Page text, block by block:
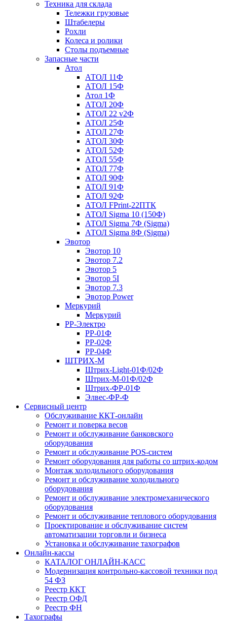
Техника для склада
Тележки грузовые
Штабелеры
Рохли
Колеса и ролики
Столы подъемные
Запасные части
Атол
АТОЛ 11Ф
АТОЛ 15Ф
Атол 1Ф
АТОЛ 20Ф
АТОЛ 22 v2Ф
АТОЛ 25Ф
АТОЛ 27Ф
АТОЛ 30Ф
АТОЛ 52Ф
АТОЛ 55Ф
АТОЛ 77Ф
АТОЛ 90Ф
АТОЛ 91Ф
АТОЛ 92Ф
АТОЛ FPrint-22ПТК
АТОЛ Sigma 10 (150Ф)
АТОЛ Sigma 7Ф (Sigma)
АТОЛ Sigma 8Ф (Sigma)
Эвотор
Эвотор 10
Эвотор 7.2
Эвотор 5
Эвотор 5I
Эвотор 7.3
Эвотор Power
Меркурий
Меркурий
РР-Электро
РР-01Ф
РР-02Ф
РР-04Ф
ШТРИХ-М
Штрих-Light-01Ф/02Ф
Штрих-М-01Ф/02Ф
Штрих-ФР-01Ф
Элвес-ФР-Ф
Сервисный центр
Обслуживание ККТ-онлайн
Ремонт и поверка весов
Ремонт и обслуживание банковского
оборудования
Ремонт и обслуживание POS-систем
Ремонт оборудования для работы со штрих-кодом
Монтаж холодильного оборудования
Ремонт и обслуживание холодильного
оборудования
Ремонт и обслуживание электромеханического
оборудования
Ремонт и обслуживание теплового оборудования
Проектирование и обслуживание систем
автоматизации торговли и бизнеса
Установка и обслуживание тахографов
Онлайн-кассы
КАТАЛОГ ОНЛАЙН-КАСС
Модернизация контрольно-кассовой техники под
54 ФЗ
Реестр ККТ
Реестр ОФД
Реестр ФН
Тахографы